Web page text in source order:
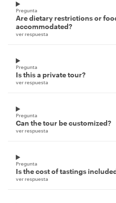
Pregunta
Are dietary restrictions or
accommodated?
ver respuesta
Pregunta
Is this a private tour?
ver respuesta
Pregunta
Can the tour be customized?
ver respuesta
Pregunta
Is the cost of tastings
ver respuesta